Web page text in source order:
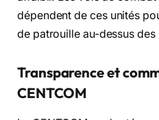
dépendent de ces unités
de patrouille au-dessus des
Transparence et
CENTCOM